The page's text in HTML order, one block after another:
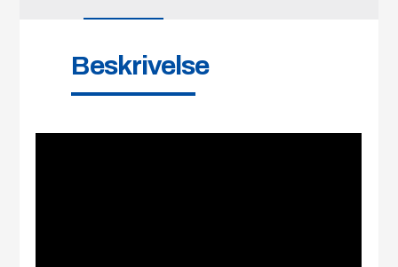
Beskrivelse